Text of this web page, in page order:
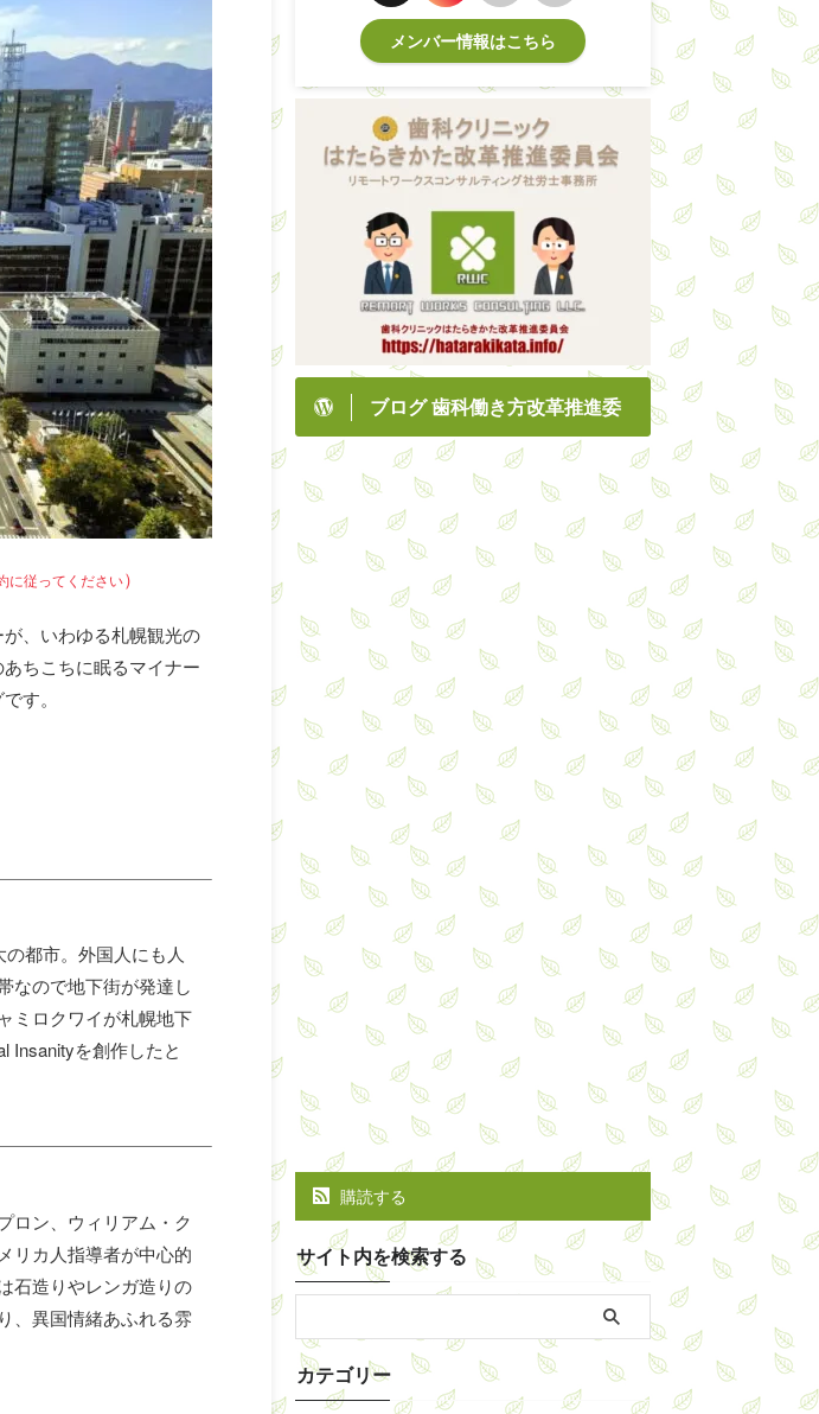
に従ってください）
、いわゆる札幌観光の
ちこちに眠るマイナー
す。
都市。外国人にも人
なので地下街が発達し
ミロクワイが札幌地下
Insanityを創作したと
ロン、ウィリアム・ク
リカ人指導者が中心的
石造りやレンガ造りの
、異国情緒あふれる雰
メンバー情報はこちら
ブログ 歯科働き方改革推進委
購読する
サイト内を検索する
カテゴリー